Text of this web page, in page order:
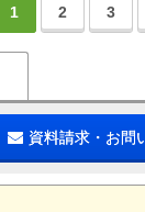
1 2 3
資料請求・お問